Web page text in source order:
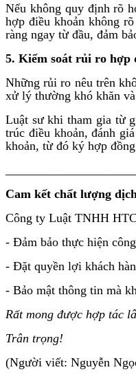
Nếu không quy định rõ
hợp điều khoản không
ràng ngay từ đầu, đảm
5. Kiểm soát rủi ro hợp
Những rủi ro nêu trên
xử lý thường khó khăn
Luật sư khi tham gia từ
trúc điều khoản, đánh
khoản, từ đó ký hợp
Cam kết chất lượng
Công ty Luật TNHH
- Đảm bảo thực hiện
- Đặt quyền lợi khách
- Bảo mật thông tin mà
Rất mong được hợp tác
Trân trọng!
(Người viết: Nguyễn